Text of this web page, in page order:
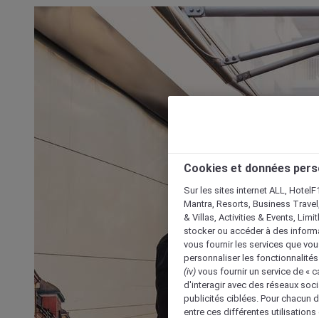
Cookies et données
Sur les sites internet ALL,
Mantra, Resorts, Business
& Villas, Activities & Events,
stocker ou accéder à des
vous fournir les services que
personnaliser les
(iv) vous fournir un service de «
d'interagir avec des réseaux
publicités ciblées. Pour chacun
entre ces différentes utilisations